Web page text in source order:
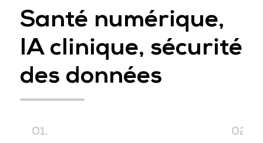
Cloud & Cyber Security
Data & AI Leaders Summit
Santé numérique,
IA clinique, sécurité
des données
01. 02.